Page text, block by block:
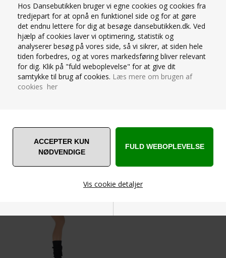
Hos Dansebutikken bruger vi egne cookies og cookies fra
tredjepart for at opnå en funktionel side og for at gøre
det endnu lettere for dig at besøge dansebutikken.dk. Ved
hjælp af cookies laver vi optimering, statistik og
analyserer besøg på vores side, så vi sikrer, at siden hele
tiden forbedres, og at vores markedsføring bliver relevant
for dig. Klik på "fuld weboplevelse" for at give dit
samtykke til brug af cookies. Læs mere om brugen af
cookies her
Vis cookie detaljer
Nødvendige
OM PRODUKTET
Pridance sorte Microfiber tights uden fødder til piger og
damer
60 DENIER. 85% POLYAMIDE 15% ELASTHAN
Super lækker microfiber. Mix pakkeprisen på 3 par mellem
modeller, størrelser og farver.
STØRRELSESGUIDE
ANDRE ER VILDE MED... ❤️